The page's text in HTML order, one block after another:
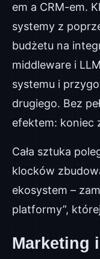
em a CRM-em.
systemy z
budżetu na
middleware i
systemu i
drugiego. Bez
efektem: koniec
Cała sztuka
klocków
ekosystem –
platformy”,
Marketing